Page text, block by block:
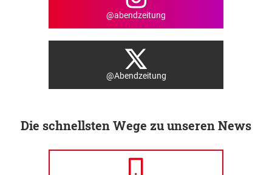
@abendzeitung
@Abendzeitung
Die schnellsten Wege zu unseren News